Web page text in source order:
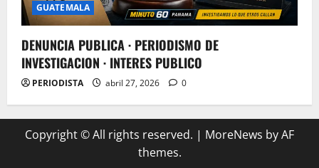
GUATEMALA
DENUNCIA PUBLICA · PERIODISMO DE
INVESTIGACION · INTERES PUBLICO
PERIODISTA abril 27, 2026 0
Copyright © All rights reserved. | MoreNews by AF
themes.